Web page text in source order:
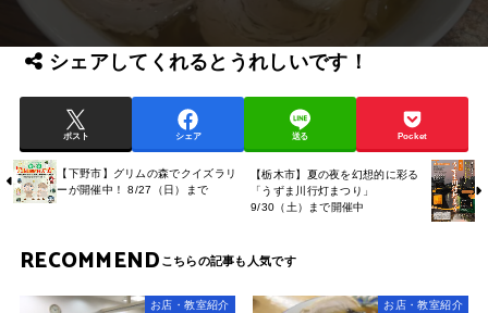
シェアしてくれるとうれしいです！
ポスト シェア 送る Pocket
【下野市】グリムの森でクイズラリ
ーが開催中！ 8/27（日）まで
【栃木市】夏の夜を幻想的に彩る
「うずま川行灯まつり」
9/30（土）まで開催中
RECOMMEND
お店・教室紹介 お店・教室紹介